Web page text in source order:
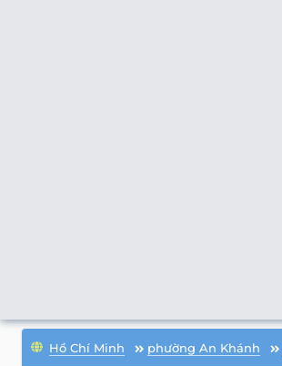
Hồ Chí Minh phường An Khánh